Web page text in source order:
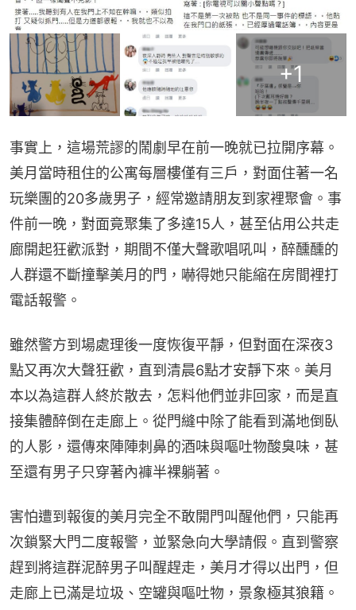
+1
事實上，這場荒謬的鬧劇早在前一晚就已拉開序幕。
美月當時租住的公寓每層樓僅有三戶，對面住著一名
玩樂團的20多歲男子，經常邀請朋友到家裡聚會。事
件前一晚，對面竟聚集了多達15人，甚至佔用公共走
廊開起狂歡派對，期間不僅大聲歌唱吼叫，醉醺醺的
人群還不斷撞擊美月的門，嚇得她只能縮在房間裡打
電話報警。
雖然警方到場處理後一度恢復平靜，但對面在深夜3
點又再次大聲狂歡，直到清晨6點才安靜下來。美月
本以為這群人終於散去，怎料他們並非回家，而是直
接集體醉倒在走廊上。從門縫中除了能看到滿地倒臥
的人影，還傳來陣陣刺鼻的酒味與嘔吐物酸臭味，甚
至還有男子只穿著內褲半裸躺著。
害怕遭到報復的美月完全不敢開門叫醒他們，只能再
次鎖緊大門二度報警，並緊急向大學請假。直到警察
趕到將這群泥醉男子叫醒趕走，美月才得以出門，但
走廊上已滿是垃圾、空罐與嘔吐物，景象極其狼籍。